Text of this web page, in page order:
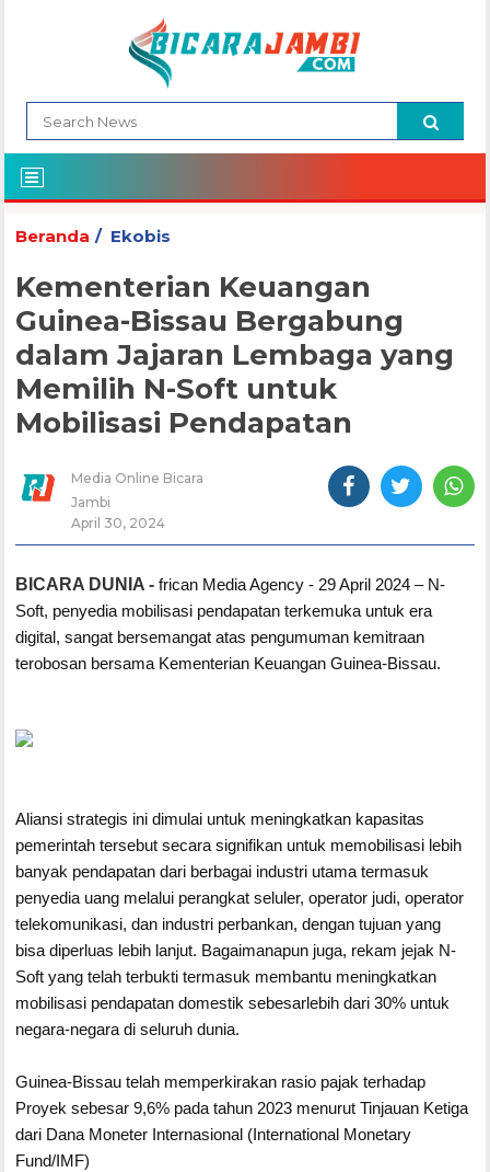
Beranda Ekobis
Kementerian Keuangan
Guinea-Bissau Bergabung
dalam Jajaran Lembaga yang
Memilih N-Soft untuk
Mobilisasi Pendapatan
Media Online Bicara
Jambi
April 30, 2024
BICARA DUNIA - frican Media Agency - 29 April 2024 – N-
Soft, penyedia mobilisasi pendapatan terkemuka untuk era
digital, sangat bersemangat atas pengumuman kemitraan
terobosan bersama Kementerian Keuangan Guinea-Bissau.
Aliansi strategis ini dimulai untuk meningkatkan kapasitas
pemerintah tersebut secara signifikan untuk memobilisasi lebih
banyak pendapatan dari berbagai industri utama termasuk
penyedia uang melalui perangkat seluler, operator judi, operator
telekomunikasi, dan industri perbankan, dengan tujuan yang
bisa diperluas lebih lanjut. Bagaimanapun juga, rekam jejak N-
Soft yang telah terbukti termasuk membantu meningkatkan
mobilisasi pendapatan domestik sebesarlebih dari 30% untuk
negara-negara di seluruh dunia.
Guinea-Bissau telah memperkirakan rasio pajak terhadap
Proyek sebesar 9,6% pada tahun 2023 menurut Tinjauan Ketiga
dari Dana Moneter Internasional (International Monetary
Fund/IMF)